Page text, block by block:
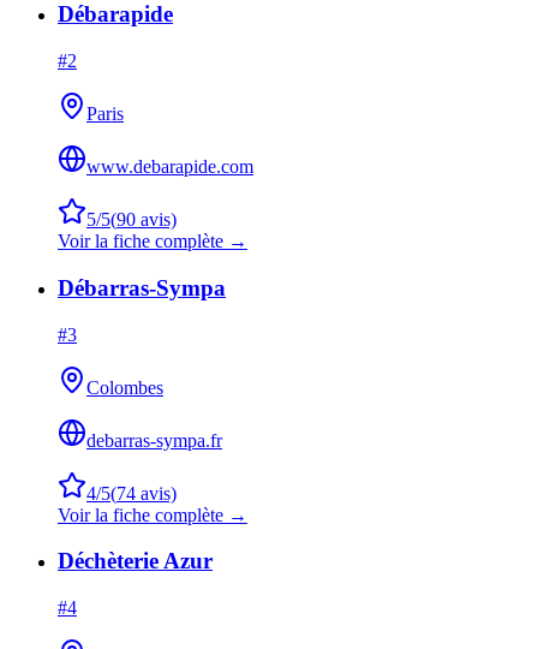
Débarapide
#2
Paris
www.debarapide.com
5/5(90 avis)
Voir la fiche complète →
Débarras-Sympa
#3
Colombes
debarras-sympa.fr
4/5(74 avis)
Voir la fiche complète →
Déchèterie Azur
#4